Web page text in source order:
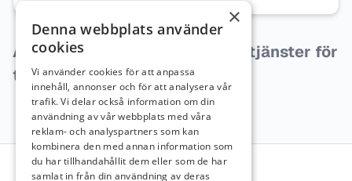
Arbetsgivaren har inga lediga tjänster för
tillfället.
Sidfot
×
Denna webbplats använder
cookies
Vi använder cookies för att anpassa
innehåll, annonser och för att analysera vår
trafik. Vi delar också information om din
användning av vår webbplats med våra
reklam- och analyspartners som kan
kombinera den med annan information som
du har tillhandahållit dem eller som de har
samlat in från din användning av deras